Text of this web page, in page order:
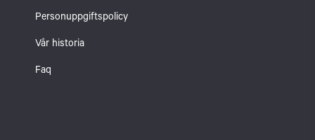
Personuppgiftspolicy
Vår historia
Faq